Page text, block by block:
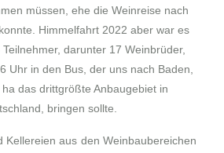
müssen, ehe die Weinreise nach
Himmelfahrt 2022 aber war es
darunter 17 Weinbrüder,
Uhr in den Bus, der uns nach Baden,
das drittgrößte Anbaugebiet in
bringen sollte.
Kellereien aus den Weinbaubereichen